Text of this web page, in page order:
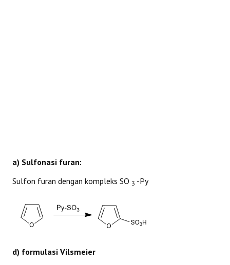
a) Sulfonasi furan:
Sulfon furan dengan kompleks SO 3 -Py
d) formulasi Vilsmeier